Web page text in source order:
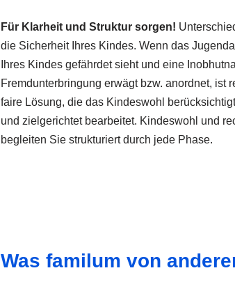
Für Klarheit und Struktur sorgen!
die Sicherheit Ihres Kindes. Wenn das
Ihres Kindes gefährdet sieht und eine
Fremdunterbringung erwägt bzw. anordnet,
faire Lösung, die das Kindeswohl
und zielgerichtet bearbeitet. Kindeswohl und
begleiten Sie strukturiert durch jede Phase.
Was familum von